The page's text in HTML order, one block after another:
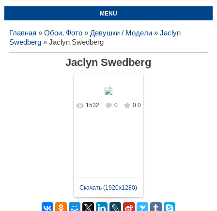
MENU
Главная » Обои, Фото» Девушки / Модели» Jaclyn
Swedberg» Jaclyn Swedberg
Jaclyn Swedberg
В реальном
1532 0 0.0
Скачать (1920x1280)